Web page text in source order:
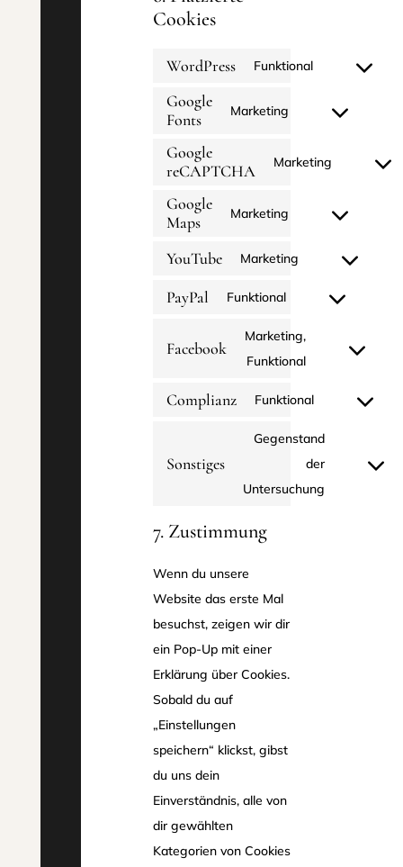
Cookies
WordPress Funktional
Consent
Google
Fonts
Marketing
Consent
service
Google
reCAPTCHA
Marketing
Consent
Google
Maps
Marketing
Consent
google-
YouTube Marketing
Consent
youtube
PayPal Funktional
Consent
to
service
Facebook
Marketing,
Funktional
Consent
facebook
Complianz Funktional
Consent
Sonstiges
Gegenstand
der
Untersuchung
Consent
7. Zustimmung
Wenn du unsere
Website das erste Mal
besuchst, zeigen wir dir
ein Pop-Up mit einer
Erklärung über Cookies.
Sobald du auf
„Einstellungen
speichern“ klickst, gibst
du uns dein
Einverständnis, alle von
dir gewählten
Kategorien von Cookies